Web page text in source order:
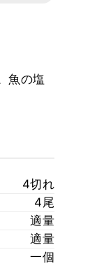
魚の塩
4切れ
4尾
適量
適量
一個